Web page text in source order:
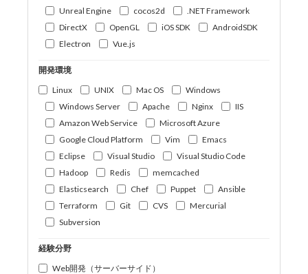
Unreal Engine
cocos2d
.NET Framework
DirectX
OpenGL iOS SDK
AndroidSDK
Electron
Vue.js
開発環境
Linux
UNIX Mac OS
Windows
Windows Server
Apache Nginx
IIS
Amazon Web Service
Microsoft Azure
Google Cloud Platform
Vim
Emacs
Eclipse
Visual Studio
Visual Studio Code
Hadoop
Redis
memcached
Elasticsearch
Chef Puppet
Ansible
Terraform
Git CVS
Mercurial
Subversion
経験分野
Web開発（サーバーサイド）